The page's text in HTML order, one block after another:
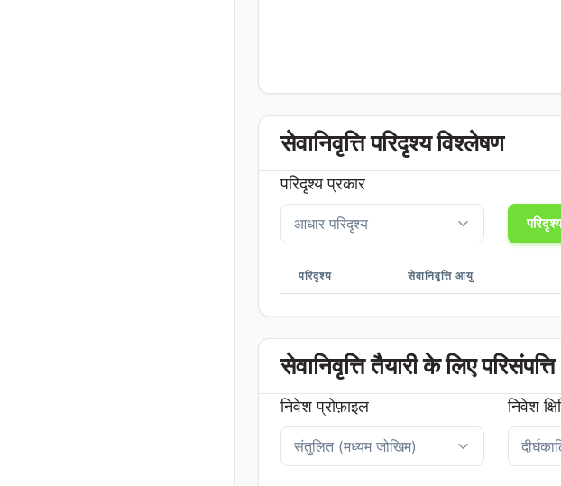
सेवानिवृत्ति परिदृश्य विश्लेषण
परिदृश्य प्रकार
परिदृश्य सेवानिवृत्ति आयु
सेवानिवृत्ति तैयारी के लिए
निवेश प्रोफ़ाइल निवेश